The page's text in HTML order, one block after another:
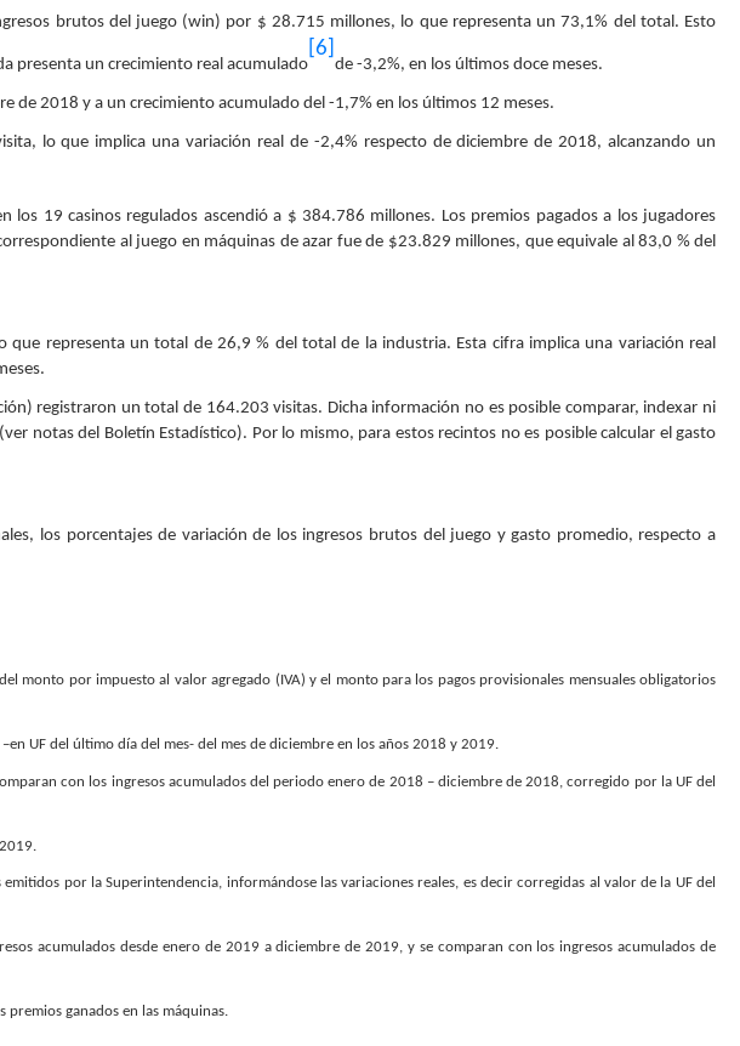
brutos del juego (win) por $ 28.715 millones, lo que representa un 73,1% del total. Esto
presenta un crecimiento real acumulado
[6]
de -3,2%, en los últimos doce meses.
de 2018 y a un crecimiento acumulado del -1,7% en los últimos 12 meses.
lo que implica una variación real de -2,4% respecto de diciembre de 2018, alcanzando un
los 19 casinos regulados ascendió a $ 384.786 millones. Los premios pagados a los jugadores
al juego en máquinas de azar fue de $23.829 millones, que equivale al 83,0 % del
representa un total de 26,9 % del total de la industria. Esta cifra implica una variación real
registraron un total de 164.203 visitas. Dicha información no es posible comparar, indexar ni
notas del Boletín Estadístico). Por lo mismo, para estos recintos no es posible calcular el gasto
los porcentajes de variación de los ingresos brutos del juego y gasto promedio, respecto a
monto por impuesto al valor agregado (IVA) y el monto para los pagos provisionales mensuales obligatorios
UF del último día del mes- del mes de diciembre en los años 2018 y 2019.
con los ingresos acumulados del periodo enero de 2018 – diciembre de 2018, corregido por la UF del
por la Superintendencia, informándose las variaciones reales, es decir corregidas al valor de la UF del
acumulados desde enero de 2019 a diciembre de 2019, y se comparan con los ingresos acumulados de
premios ganados en las máquinas.